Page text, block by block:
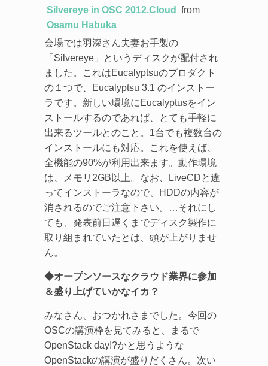
Silvereye in OSC 2012.Cloud
from
Osamu Habuka
会場では羽深さん夫妻お手製の
「Silvereye」というディスクが配付され
ました。これはEucalyptsuのプロダクト
の１つで、Eucalyptsu 3.1 のインストー
ラです。新しい環境にEucalyptusをイン
ストールするのであれば、とても手軽に
出来るツールとのこと。1台でも複数台の
インストールにも対応。これを使えば、
全機能の90%が利用出来ます。動作環境
は、メモリ2GB以上。なお、LiveCDと違
ってインストーラなので、HDDの内容が
消されるのでご注意下さい。…それにし
ても、発表前日遅くまでディスク製作に
取り組まれていたとは、頭が上がりませ
ん。
◆オープンソースなクラウド業界に参加
＆盛り上げていかなイカ？
みなさん、おつかれさまでした。今回の
OSCの講演枠を見てみると、まるで
OpenStack day!?かと思うような
OpenStackの講演が盛りだくさん。次い